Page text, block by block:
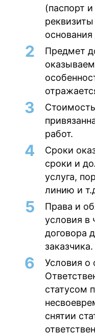
(паспорт
Предмет
работ.
Сроки
сроки и
услуга,
линию и
Права и
условия в
договора
заказчика.
Условия о
статусом
снятии